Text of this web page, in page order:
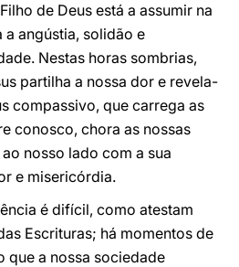
de Deus está a assumir na
angústia, solidão e
Nestas horas sombrias,
partilha a nossa dor e revela-
compassivo, que carrega as
conosco, chora as nossas
nosso lado com a sua
e misericórdia.
é difícil, como atestam
Escrituras; há momentos de
que a nossa sociedade